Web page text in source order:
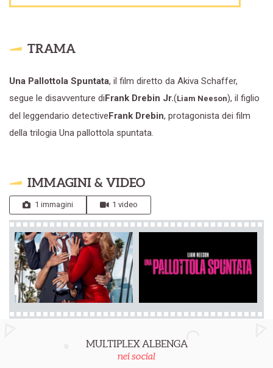
TRAMA
Una Pallottola Spuntata, il film diretto da Akiva Schaffer,
segue le disavventure diFrank Drebin Jr.(Liam Neeson), il figlio
del leggendario detectiveFrank Drebin, protagonista dei film
della trilogia Una pallottola spuntata.
IMMAGINI & VIDEO
1 immagini 1 video
MULTIPLEX ALBENGA
nei social